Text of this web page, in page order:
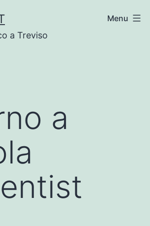
a Treviso
Menu
a